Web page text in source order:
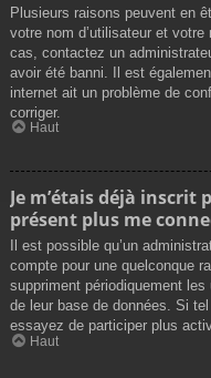
Plusieurs raisons peuvent en
votre nom d’utilisateur et
cas, contactez un
avoir été banni. Il est
internet ait un problème de
corriger.
Haut
Je m’étais déjà inscrit
présent plus me
Il est possible qu’un
compte pour une quelconque
suppriment périodiquement
de leur base de données. Si
essayez de participer plus
Haut